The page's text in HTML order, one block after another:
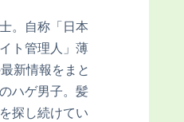
。自称「日本
ト管理人」薄
新情報をまと
ハゲ男子。髪
探し続けてい